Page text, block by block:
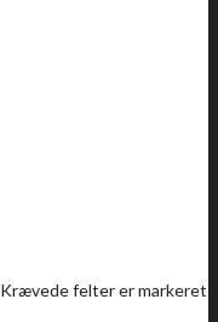
Krævede felter er markeret